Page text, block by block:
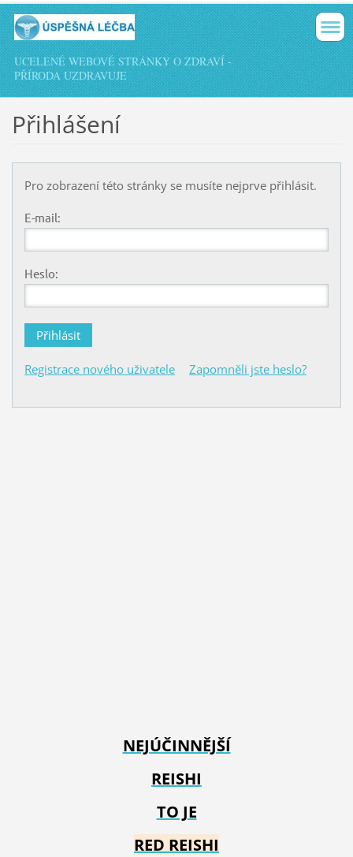
UCELENÉ WEBOVÉ STRÁNKY O ZDRAVÍ -
PŘÍRODA UZDRAVUJE
Přihlášení
Pro zobrazení této stránky se musíte nejprve přihlásit.
E-mail:
Heslo:
Registrace nového uživatele Zapomněli jste heslo?
NEJÚČINNĚJŠÍ
REISHI
TO JE
RED REISHI